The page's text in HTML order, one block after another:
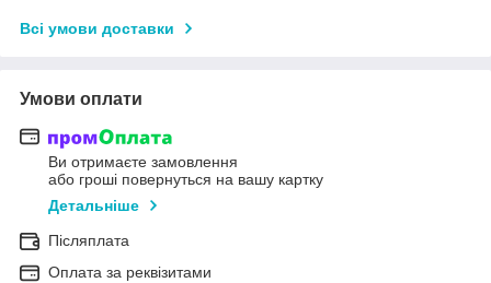
Всі умови доставки
Умови оплати
Ви отримаєте замовлення
або гроші повернуться на вашу картку
Детальніше
Післяплата
Оплата за реквізитами